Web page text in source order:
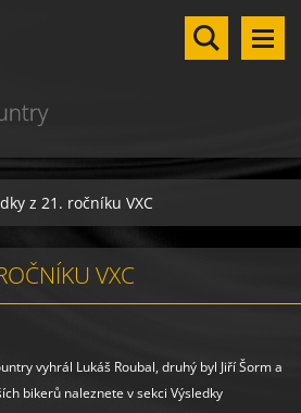
z 21. ročníku VXC
VXC
vyhrál Lukáš Roubal, druhý byl Jiří Šorm a
bikerů naleznete v sekci Výsledky